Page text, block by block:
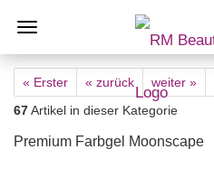
« Erster « zurück weiter »
67Artikel in dieser Kategorie
Premium Farbgel Moonscape